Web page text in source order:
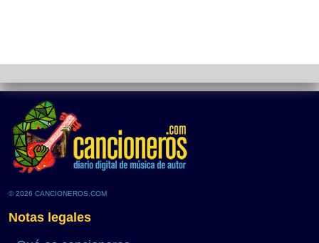
© 2026 CANCIONEROS.COM
Notas legales